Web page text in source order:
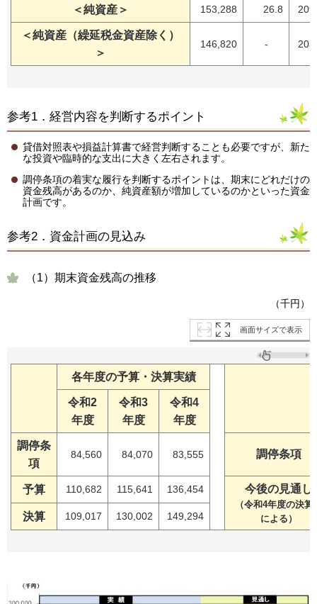
＜純資産＞ 153,288 26.8
＜純資産（繰延税金資産除く）
＞
146,820 -
参考1．経営内容を判断するポイント
貸借対照表や損益計算書で経営判断することも必要ですが、新た
な投資や臨時的な支出に大きく左右されます。
調停条項の着実な履行を判断するポイントは、期末にどれだけの
資金残高があるのか、純資産額が増加しているのかといった資金
計画です。
参考2．資金計画の見込み
（1）期末資金残高の推移
（千円）
画面サイズで表示
各年度の予算・決算実績
令和2
年度
令和3
年度
令和4
年度
調停条
項
84,560 84,070 83,555 調停条項
予算 110,682 115,641 136,454 今後の見通し
（令和4年度の決算
による）
決算 109,017 130,002 149,294